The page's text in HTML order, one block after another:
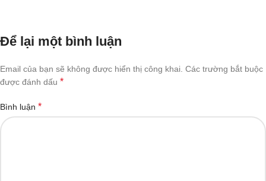
Để lại một bình luận
Email của bạn sẽ không được hiển thị công khai. Các trường bắt buộc
được đánh dấu *
Bình luận *